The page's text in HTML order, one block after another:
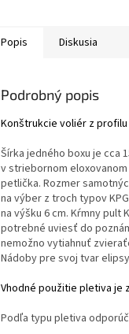
Popis Diskusia
Podrobný popis
Konštrukcie voliér z
Šírka jedného boxu je cca
v striebornom
petlička. Rozmer
na výber z troch typov
na výšku 6 cm. Kŕmny pult
potrebné uviesť do
nemožno vytiahnuť
Nádoby pre svoj tvar
Vhodné použitie pletiva je
Podľa typu pletiva